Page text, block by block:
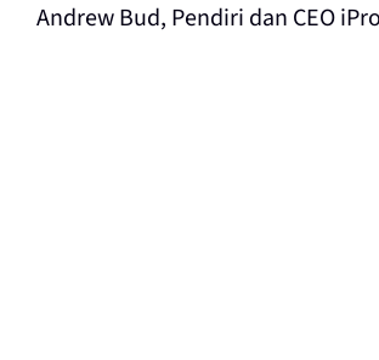
Andrew Bud, Pendiri dan CEO